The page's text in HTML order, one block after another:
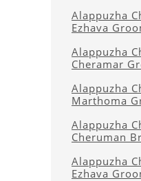
Alappuzha
Ezhava
Alappuzha
Cheramar
Alappuzha
Marthoma
Alappuzha
Cheruman
Alappuzha
Ezhava